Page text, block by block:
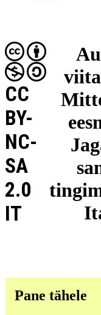
CC
BY-
NC-
SA
2.0
IT
Pane tähele